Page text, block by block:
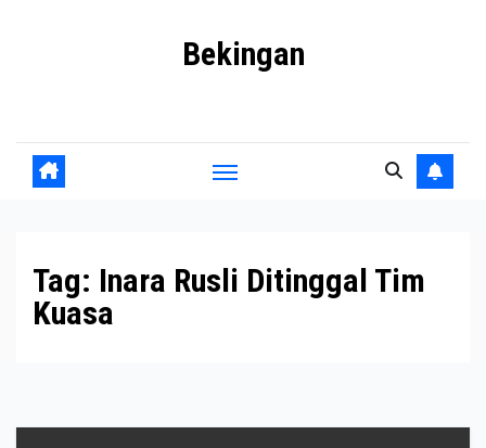
Bekingan
Tag: Inara Rusli Ditinggal Tim
Kuasa